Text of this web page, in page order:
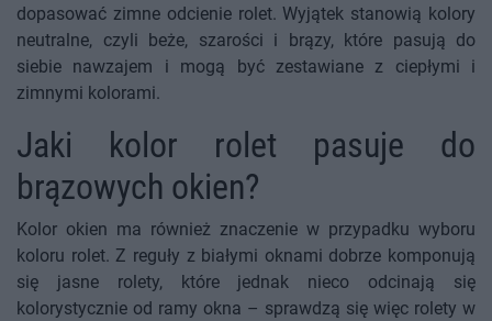
dopasować zimne odcienie rolet. Wyjątek stanowią kolory
neutralne, czyli beże, szarości i brązy, które pasują do
siebie nawzajem i mogą być zestawiane z ciepłymi i
zimnymi kolorami.
Jaki kolor rolet pasuje do
brązowych okien?
Kolor okien ma również znaczenie w przypadku wyboru
koloru rolet. Z reguły z białymi oknami dobrze komponują
się jasne rolety, które jednak nieco odcinają się
kolorystycznie od ramy okna – sprawdzą się więc rolety w